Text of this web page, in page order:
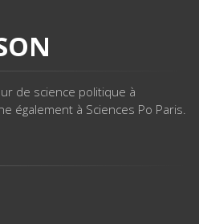
de science politique à
également à Sciences Po Paris.